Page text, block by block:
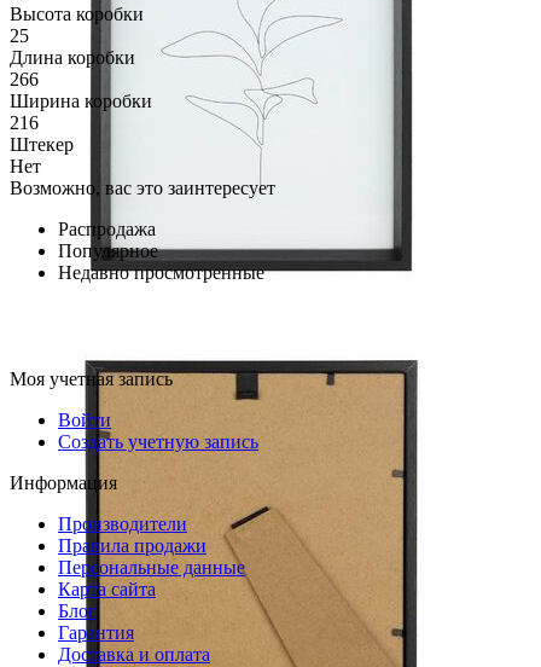
Высота коробки
25
Длина коробки
266
Ширина коробки
216
Штекер
Нет
Возможно, вас это заинтересует
Распродажа
Популярное
Недавно просмотренные
Моя учетная запись
Войти
Создать учетную запись
Информация
Производители
Правила продажи
Персональные данные
Карта сайта
Блог
Гарантия
Доставка и оплата